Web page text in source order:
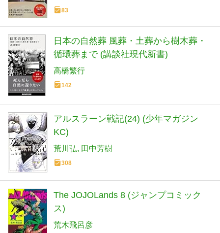
83
日本の自然葬 風葬・土葬から樹木葬・
循環葬まで (講談社現代新書)
高橋繁行
142
アルスラーン戦記(24) (少年マガジン
KC)
荒川弘 田中芳樹
308
The JOJOLands 8 (ジャンプコミック
ス)
荒木飛呂彦